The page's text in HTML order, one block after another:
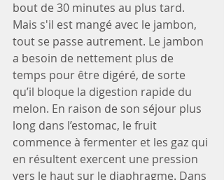
bout de 30 minutes au plus tard.
Mais s'il est mangé avec le jambon,
tout se passe autrement. Le jambon
a besoin de nettement plus de
temps pour être digéré, de sorte
qu’il bloque la digestion rapide du
melon. En raison de son séjour plus
long dans l’estomac, le fruit
commence à fermenter et les gaz qui
en résultent exercent une pression
vers le haut sur le diaphragme. Dans